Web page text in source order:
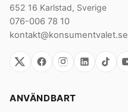
652 16 Karlstad, Sverige
076-006 78 10
kontakt@konsumentvalet.se
ANVÄNDBART